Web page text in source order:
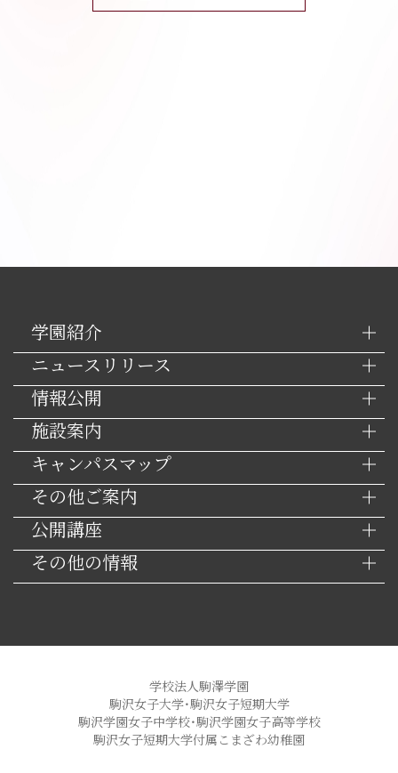
学園紹介
ニュースリリース
情報公開
施設案内
キャンパスマップ
その他ご案内
公開講座
その他の情報
学校法人駒澤学園
駒沢女子大学・駒沢女子短期大学
駒沢学園女子中学校・駒沢学園女子高等学校
駒沢女子短期大学付属こまざわ幼稚園